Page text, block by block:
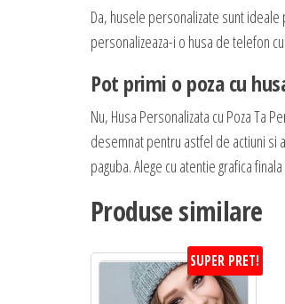
Da, husele personalizate sunt
personalizeaza-i o husa de telefon
Pot primi o poza cu
Nu, Husa Personalizata cu Poza Ta
desemnat pentru astfel de actiuni si
paguba. Alege cu atentie grafica
Produse similare
SUPER PRET!